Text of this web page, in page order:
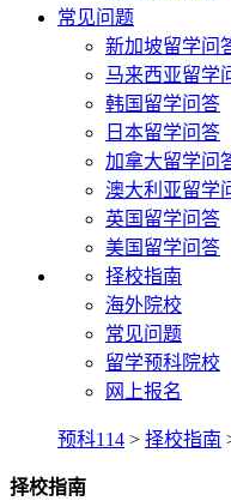
常见问题
新加坡留学问
马来西亚留学
韩国留学问答
日本留学问答
加拿大留学问
澳大利亚留学
英国留学问答
美国留学问答
择校指南
海外院校
常见问题
留学预科院校
网上报名
预科114 > 择校指南
择校指南